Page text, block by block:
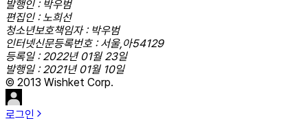
발행인 : 박우범
편집인 : 노희선
청소년보호책임자 : 박우범
인터넷신문등록번호 : 서울,아54129
등록일 : 2022년 01월 23일
발행일 : 2021년 01월 10일
© 2013 Wishket Corp.
로그인